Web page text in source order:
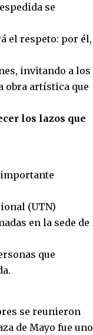
se
el respeto: por él,
invitando a los
obra artística que
los lazos que
(UTN)
en la sede de
que
se reunieron
de Mayo fue uno